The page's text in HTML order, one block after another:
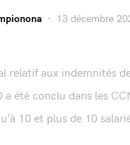
13 décembre
relatif aux indemnités
a été conclu dans les
10 et plus de 10